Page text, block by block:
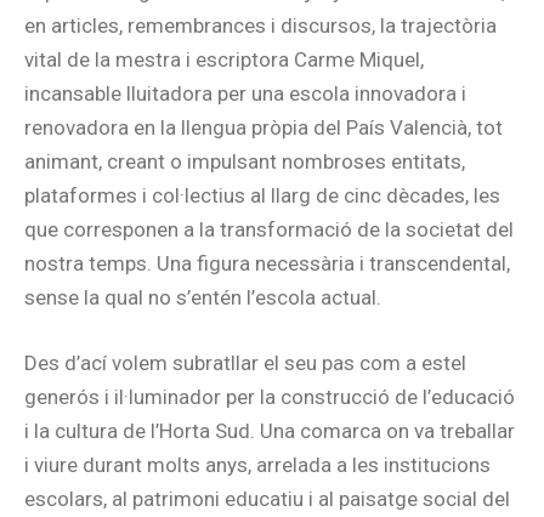
en articles, remembrances i discursos, la trajectòria
vital de la mestra i escriptora Carme Miquel,
incansable lluitadora per una escola innovadora i
renovadora en la llengua pròpia del País Valencià, tot
animant, creant o impulsant nombroses entitats,
plataformes i col·lectius al llarg de cinc dècades, les
que corresponen a la transformació de la societat del
nostra temps. Una figura necessària i transcendental,
sense la qual no s’entén l’escola actual.
Des d’ací volem subratllar el seu pas com a estel
generós i il·luminador per la construcció de l’educació
i la cultura de l’Horta Sud. Una comarca on va treballar
i viure durant molts anys, arrelada a les institucions
escolars, al patrimoni educatiu i al paisatge social del